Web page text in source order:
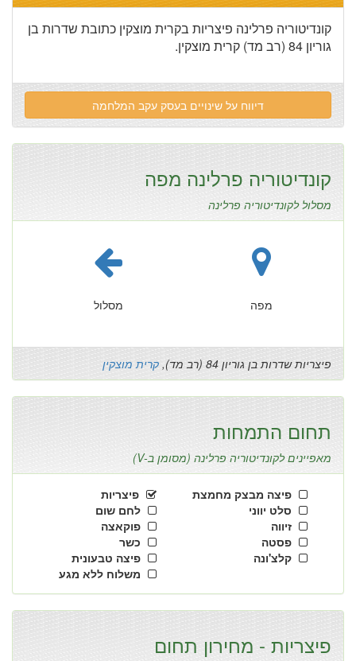
קונדיטוריה פרלינה פיצריות בקרית מוצקין כתובת שדרות בן
גוריון 84 (רב מד) קרית מוצקין.
דיווח על שינויים בעסק עקב המלחמה
קונדיטוריה פרלינה מפה
מסלול לקונדיטוריה פרלינה
מפה מסלול
פיצריות שדרות בן גוריון 84 (רב מד), קרית מוצקין
תחום התמחות
מאפיינים לקונדיטוריה פרלינה (מסומן ב-V)
פיצריות
פיצה מבצק מחמצת
לחם שום
סלט יווני
פוקאצה
זיווה
כשר
פסטה
פיצה טבעונית
קלצ'ונה
משלוח ללא מגע
פיצריות - מחירון תחום